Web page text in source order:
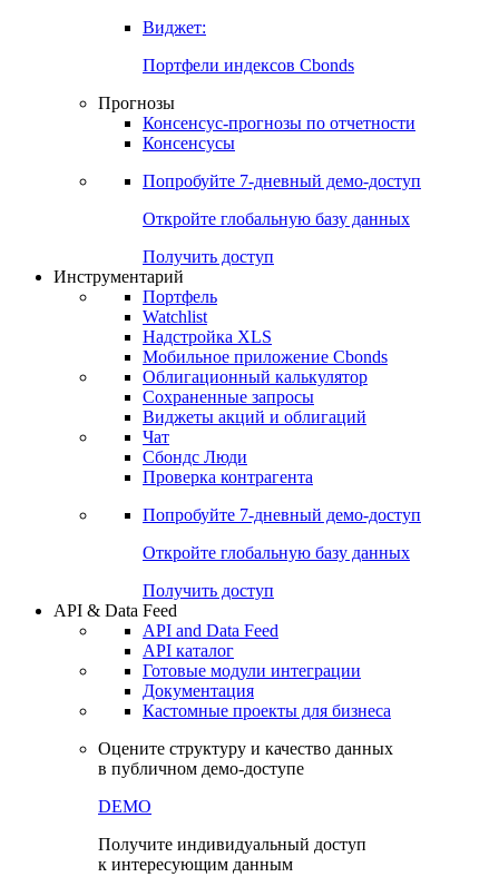
Виджет:
Портфели индексов Cbonds
Прогнозы
Консенсус-прогнозы по отчетности
Консенсусы
Попробуйте 7-дневный демо-доступ
Откройте глобальную базу данных
Получить доступ
Инструментарий
Портфель
Watchlist
Надстройка XLS
Мобильное приложение Cbonds
Облигационный калькулятор
Сохраненные запросы
Виджеты акций и облигаций
Чат
Сбондс Люди
Проверка контрагента
Попробуйте 7-дневный демо-доступ
Откройте глобальную базу данных
Получить доступ
API & Data Feed
API and Data Feed
API каталог
Готовые модули интеграции
Документация
Кастомные проекты для бизнеса
Оцените структуру и качество данных
в публичном демо-доступе
DEMO
Получите индивидуальный доступ
к интересующим данным